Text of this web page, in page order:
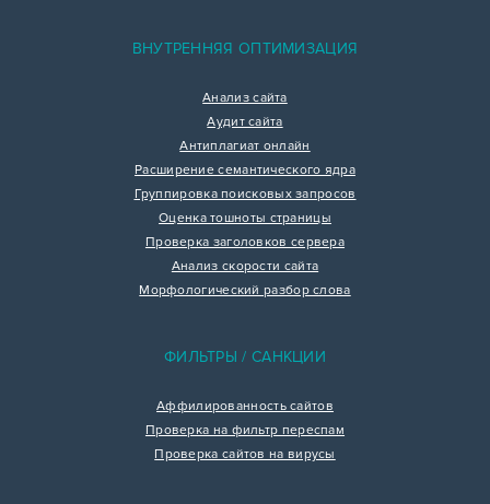
ВНУТРЕННЯЯ ОПТИМИЗАЦИЯ
Анализ сайта
Аудит сайта
Антиплагиат онлайн
Расширение семантического ядра
Группировка поисковых запросов
Оценка тошноты страницы
Проверка заголовков сервера
Анализ скорости сайта
Морфологический разбор слова
ФИЛЬТРЫ / САНКЦИИ
Аффилированность сайтов
Проверка на фильтр переспам
Проверка сайтов на вирусы